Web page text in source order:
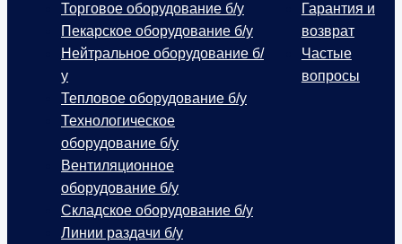
Торговое оборудование б/у
Пекарское оборудование б/у
Нейтральное оборудование б/
у
Тепловое оборудование б/у
Технологическое
оборудование б/у
Вентиляционное
оборудование б/у
Складское оборудование б/у
Линии раздачи б/у
Гарантия и
возврат
Частые
вопросы